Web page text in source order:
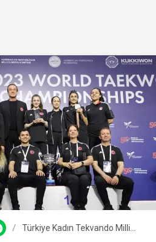
Türkiye Kadın Tekvando Milli